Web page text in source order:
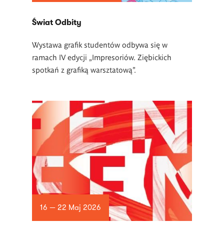
Świat Odbity
Wystawa grafik studentów odbywa się w
ramach IV edycji „Impresoriów. Ziębickich
spotkań z grafiką warsztatową”.
16 — 22 Maj 2026